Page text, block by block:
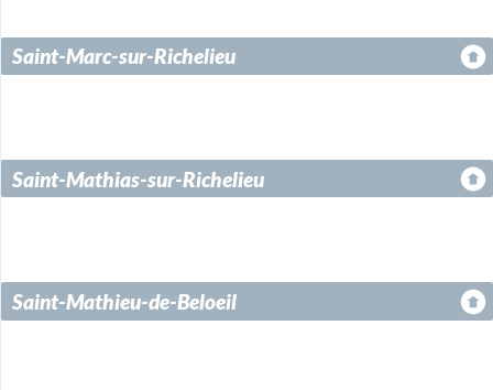
Saint-Marc-sur-Richelieu
Saint-Mathias-sur-Richelieu
Saint-Mathieu-de-Beloeil